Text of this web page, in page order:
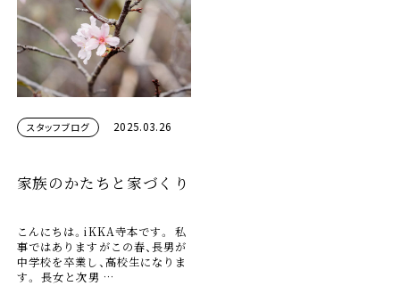
スタッフブログ 2025.03.26
家族のかたちと家づくり
こんにちは。iKKA寺本です。 私
事ではありますがこの春、長男が
中学校を卒業し、高校生になりま
す。 長女と次男 …